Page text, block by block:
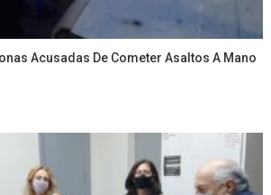
Acusadas De Cometer Asaltos A Mano